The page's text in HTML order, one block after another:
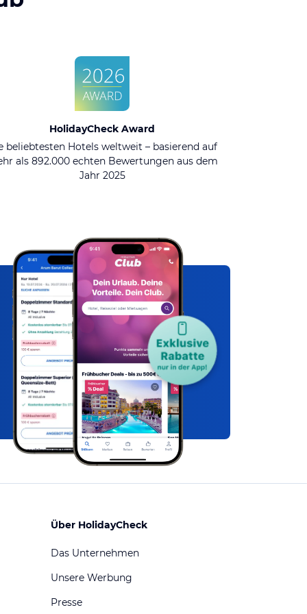
HolidayCheck Award
beliebtesten Hotels weltweit – basierend auf
als 892.000 echten Bewertungen aus dem
Jahr 2025
Über HolidayCheck
Das Unternehmen
Unsere Werbung
Presse